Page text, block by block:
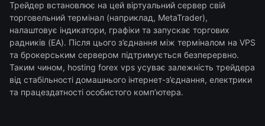
Трейдер встановлює на цей віртуальний сервер свій
торговельний термінал (наприклад, MetaTrader),
налаштовує індикатори, графіки та запускає торгових
радників (EA). Після цього з’єднання між терміналом на VPS
та брокерським сервером підтримується безперервно.
Таким чином, hosting forex vps усуває залежність трейдера
від стабільності домашнього інтернет-з’єднання, електрики
та працездатності особистого комп’ютера.